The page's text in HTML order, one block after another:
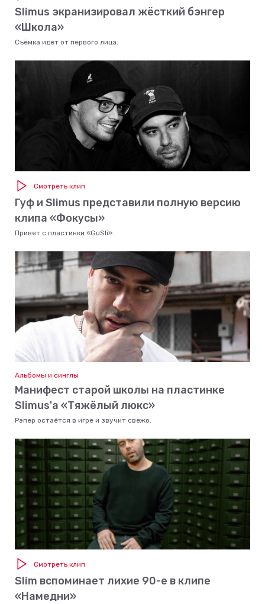
Slimus экранизировал жёсткий бэнгер
«Школа»
Съёмка идет от первого лица.
Смотреть клип
Гуф и Slimus представили полную версию
клипа «Фокусы»
Привет с пластинки «GuSli».
Альбомы и синглы
Манифест старой школы на пластинке
Slimus'а «Тяжёлый люкс»
Рэпер остаётся в игре и звучит свежо.
Смотреть клип
Slim вспоминает лихие 90-е в клипе
«Намедни»